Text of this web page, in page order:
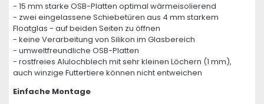
- 15 mm starke OSB-Platten optimal wärmeisolierend
- zwei eingelassene Schiebetüren aus 4 mm starkem
Floatglas - auf beiden Seiten zu öffnen
- keine Verarbeitung von Silikon im Glasbereich
- umweltfreundliche OSB-Platten
- rostfreies Alulochblech mit sehr kleinen Löchern (1 mm),
auch winzige Futtertiere können nicht entweichen
Einfache Montage